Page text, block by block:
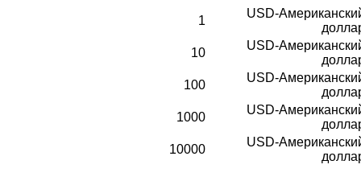
1
USD-
10
USD-
100
USD-
1000
USD-
10000
USD-